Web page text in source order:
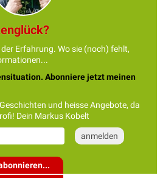
Erfahrung. Wo sie (noch) fehlt,
Abonniere jetzt meinen
und heisse Angebote, da
Dein Markus Kobelt